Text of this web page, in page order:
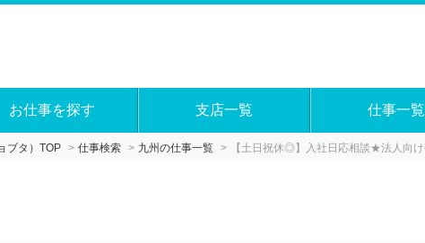
お仕事を探す 支店一覧 仕事一覧
ブタ）TOP 仕事検索 九州の仕事一覧 【土日祝休◎】入社日応相談★法人向